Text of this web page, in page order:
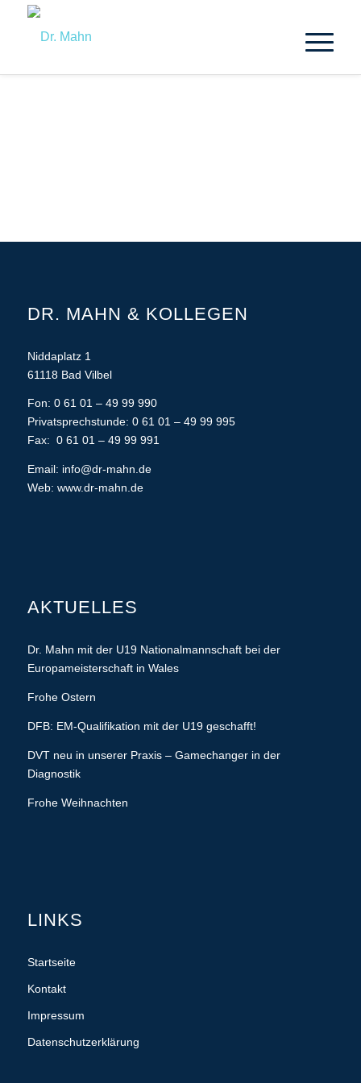
DR. MAHN & KOLLEGEN
Niddaplatz 1
61118 Bad Vilbel
Fon: 0 61 01 – 49 99 990
Privatsprechstunde: 0 61 01 – 49 99 995
Fax: 0 61 01 – 49 99 991
Email: info@dr-mahn.de
Web: www.dr-mahn.de
AKTUELLES
Dr. Mahn mit der U19 Nationalmannschaft bei der
Europameisterschaft in Wales
Frohe Ostern
DFB: EM-Qualifikation mit der U19 geschafft!
DVT neu in unserer Praxis – Gamechanger in der
Diagnostik
Frohe Weihnachten
LINKS
Startseite
Kontakt
Impressum
Datenschutzerklärung